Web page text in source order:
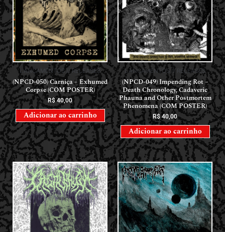
LANÇAMENTOS // RELEASES
(NPCD-050) Carniça – Exhumed
Corpse (COM POSTER)
R$40,00
Adicionar ao carrinho
LANÇAMENTOS // RELEASES
(NPCD-049) Impending Rot –
Death Chronology, Cadaveric
Phauna and Other Postmortem
Phenomena (COM POSTER)
R$40,00
Adicionar ao carrinho